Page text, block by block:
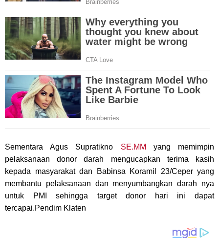
Sementara Agus Supratikno SE.MM yang memimpin
pelaksanaan donor darah mengucapkan terima kasih
kepada masyarakat dan Babinsa Koramil 23/Ceper yang
membantu pelaksanaan dan menyumbangkan darah nya
untuk PMI sehingga target donor hari ini dapat
tercapai.Pendim Klaten